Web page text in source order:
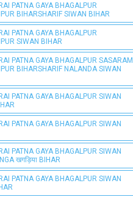
PATNA GAYA BHAGALPUR
BIHARSHARIF SIWAN BIHAR
PATNA GAYA BHAGALPUR
SIWAN BIHAR
PATNA GAYA BHAGALPUR SASARAM
BIHARSHARIF NALANDA SIWAN
PATNA GAYA BHAGALPUR SIWAN
PATNA GAYA BHAGALPUR SIWAN
PATNA GAYA BHAGALPUR SIWAN
खगड़िया BIHAR
PATNA GAYA BHAGALPUR SIWAN